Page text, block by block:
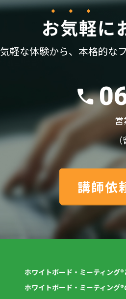
お気軽に
気軽な体験から、 本格的な
営
講師依
ホワイトボード・ミーティング®
ホワイトボード・ミーティング